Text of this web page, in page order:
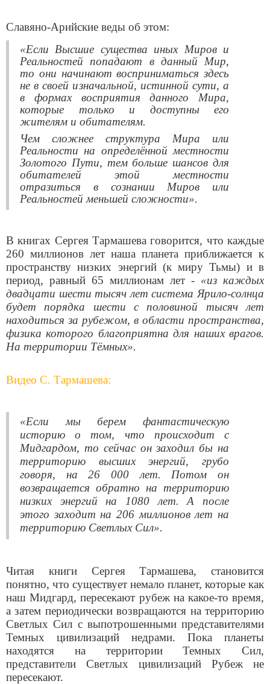
Славяно-Арийские веды об этом:
«Если Высшие существа иных Миров и
Реальностей попадают в данный Мир,
то они начинают восприниматься здесь
не в своей изначальной, истинной сути, а
в формах восприятия данного Мира,
которые только и доступны его
жителям и обитателям.
Чем сложнее структура Мира или
Реальности на определённой местности
Золотого Пути, тем больше шансов для
обитателей этой местности
отразиться в сознании Миров или
Реальностей меньшей сложности».
В книгах Сергея Тармашева говорится, что каждые
260 миллионов лет наша планета приближается к
пространству низких энергий (к миру Тьмы) и в
период, равный 65 миллионам лет - «из каждых
двадцати шести тысяч лет система Ярило-солнца
будет порядка шести с половиной тысяч лет
находиться за рубежом, в области пространства,
физика которого благоприятна для наших врагов.
На территории Тёмных».
Видео С. Тармашева:
«Если мы берем фантастическую
историю о том, что происходит с
Мидгардом, то сейчас он заходил бы на
территорию высших энергий, грубо
говоря, на 26 000 лет. Потом он
возвращается обратно на территорию
низких энергий на 1080 лет. А после
этого заходит на 206 миллионов лет на
территорию Светлых Сил».
Читая книги Сергея Тармашева, становится
понятно, что существует немало планет, которые как
наш Мидгард, пересекают рубеж на какое-то время,
а затем периодически возвращаются на территорию
Светлых Сил с выпотрошенными представителями
Темных цивилизаций недрами. Пока планеты
находятся на территории Темных Сил,
представители Светлых цивилизаций Рубеж не
пересекают.